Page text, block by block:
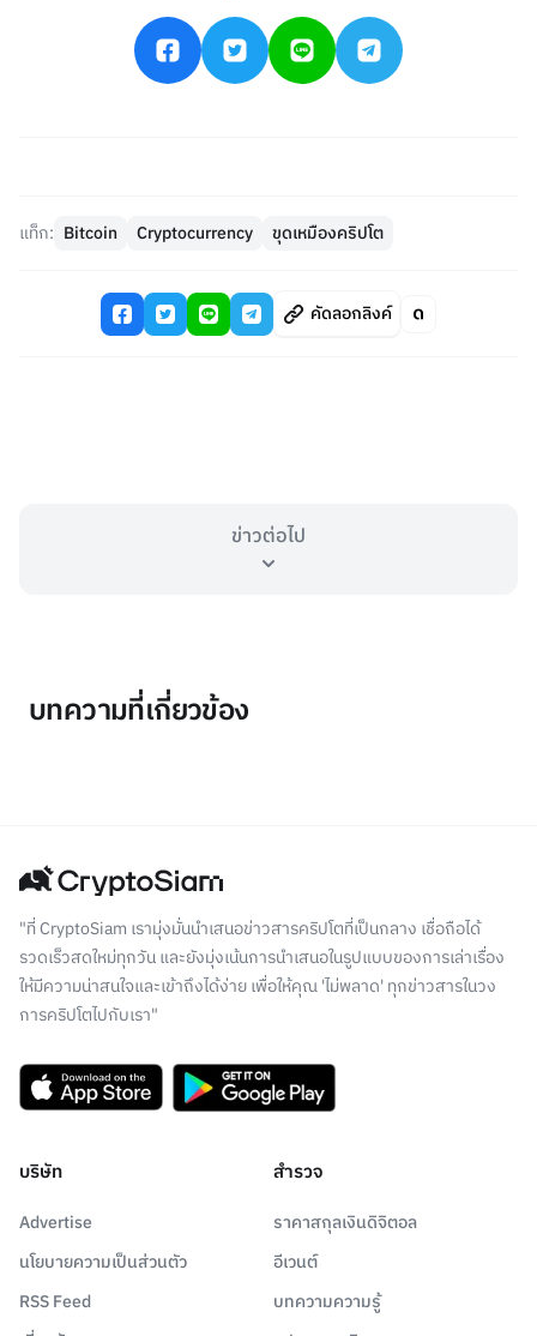
แท็ก: Bitcoin Cryptocurrency ขุดเหมืองคริปโต
คัดลอกลิงค์
ข่าวต่อไป
บทความที่เกี่ยวข้อง
"ที่ CryptoSiam เรามุ่งมั่นนำเสนอข่าวสารคริปโตที่เป็นกลาง เชื่อถือได้
รวดเร็วสดใหม่ทุกวัน และยังมุ่งเน้นการนำเสนอในรูปแบบของการเล่าเรื่อง
ให้มีความน่าสนใจและเข้าถึงได้ง่าย เพื่อให้คุณ 'ไม่พลาด' ทุกข่าวสารในวง
การคริปโตไปกับเรา"
บริษัท
Advertise
นโยบายความเป็นส่วนตัว
RSS Feed
สำรวจ
ราคาสกุลเงินดิจิตอล
อีเวนต์
บทความความรู้